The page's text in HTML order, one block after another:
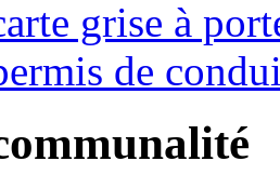
grise à
de